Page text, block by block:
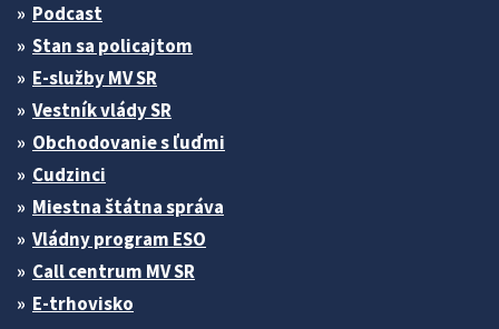
Podcast
Stan sa policajtom
E-služby MV SR
Vestník vlády SR
Obchodovanie s ľuďmi
Cudzinci
Miestna štátna správa
Vládny program ESO
Call centrum MV SR
E-trhovisko